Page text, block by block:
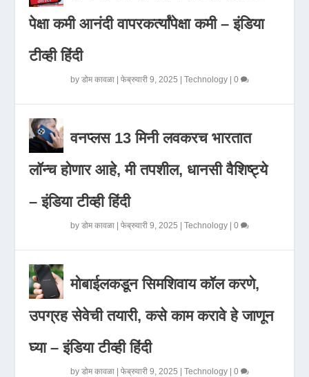
पेक्षा कमी आनंदी वापरकर्त्यांपेक्षा कमी – इंडिया
टीव्ही हिंदी
byडोम कावळा |फेब्रुवारी 9, 2025 |Technology |0
वनप्लस 13 मिनी लवकरच भारतात
लॉन्च होणार आहे, मी तपशील, धानसी वैशिष्ट्ये
– इंडिया टीव्ही हिंदी
byडोम कावळा |फेब्रुवारी 9, 2025 |Technology |0
मोबाईलकडून सिमशिवाय कॉल करणे,
उपग्रह सेवेची तयारी, कसे काम करावे हे जाणून
घ्या – इंडिया टीव्ही हिंदी
byडोम कावळा |फेब्रुवारी 9, 2025 |Technology |0